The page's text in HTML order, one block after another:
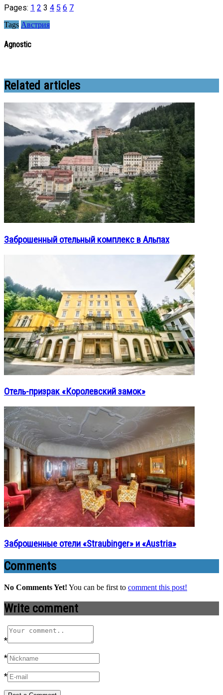
Pages: 1 2 3 4 5 6 7
Tags Австрия
Agnostic
Related articles
Заброшенный отельный комплекс в Альпах
Отель-призрак «Королевский замок»
Заброшенные отели «Straubinger» и «Austria»
Comments
No Comments Yet! You can be first to comment this post!
Write comment
*
*
*